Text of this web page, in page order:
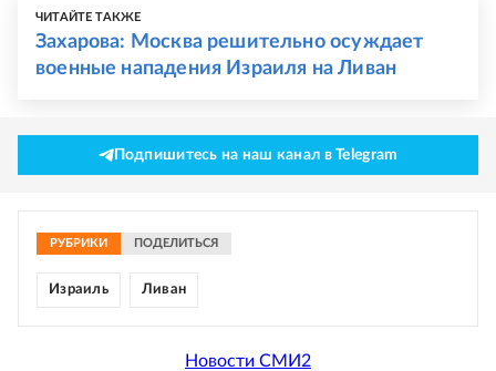
ЧИТАЙТЕ ТАКЖЕ
Захарова: Москва решительно осуждает
военные нападения Израиля на Ливан
Подпишитесь на наш канал в Telegram
РУБРИКИ ПОДЕЛИТЬСЯ
Израиль Ливан
Новости СМИ2